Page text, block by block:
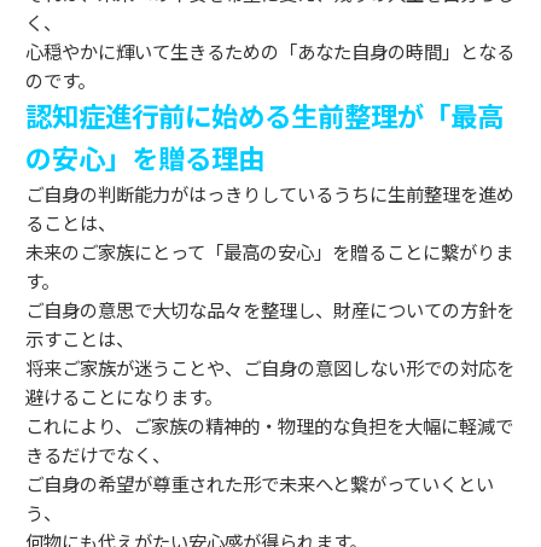
く、
心穏やかに輝いて生きるための「あなた自身の時間」となる
のです。
認知症進行前に始める生前整理が「最高
の安心」を贈る理由
ご自身の判断能力がはっきりしているうちに生前整理を進め
ることは、
未来のご家族にとって「最高の安心」を贈ることに繋がりま
す。
ご自身の意思で大切な品々を整理し、財産についての方針を
示すことは、
将来ご家族が迷うことや、ご自身の意図しない形での対応を
避けることになります。
これにより、ご家族の精神的・物理的な負担を大幅に軽減で
きるだけでなく、
ご自身の希望が尊重された形で未来へと繋がっていくとい
う、
何物にも代えがたい安心感が得られます。